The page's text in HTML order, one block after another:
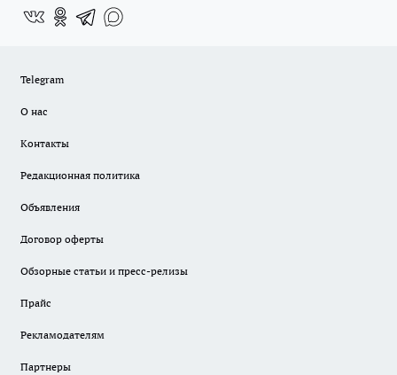
Telegram
О нас
Контакты
Редакционная политика
Объявления
Договор оферты
Обзорные статьи и пресс-релизы
Прайс
Рекламодателям
Партнеры